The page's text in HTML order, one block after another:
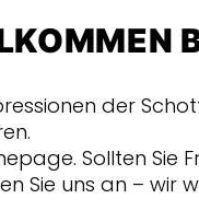
der
Sollten
Sie uns an – wir